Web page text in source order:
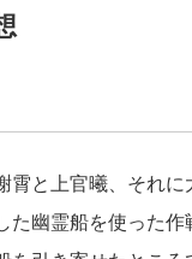
霄と上官曦、それ
た幽霊船を使った